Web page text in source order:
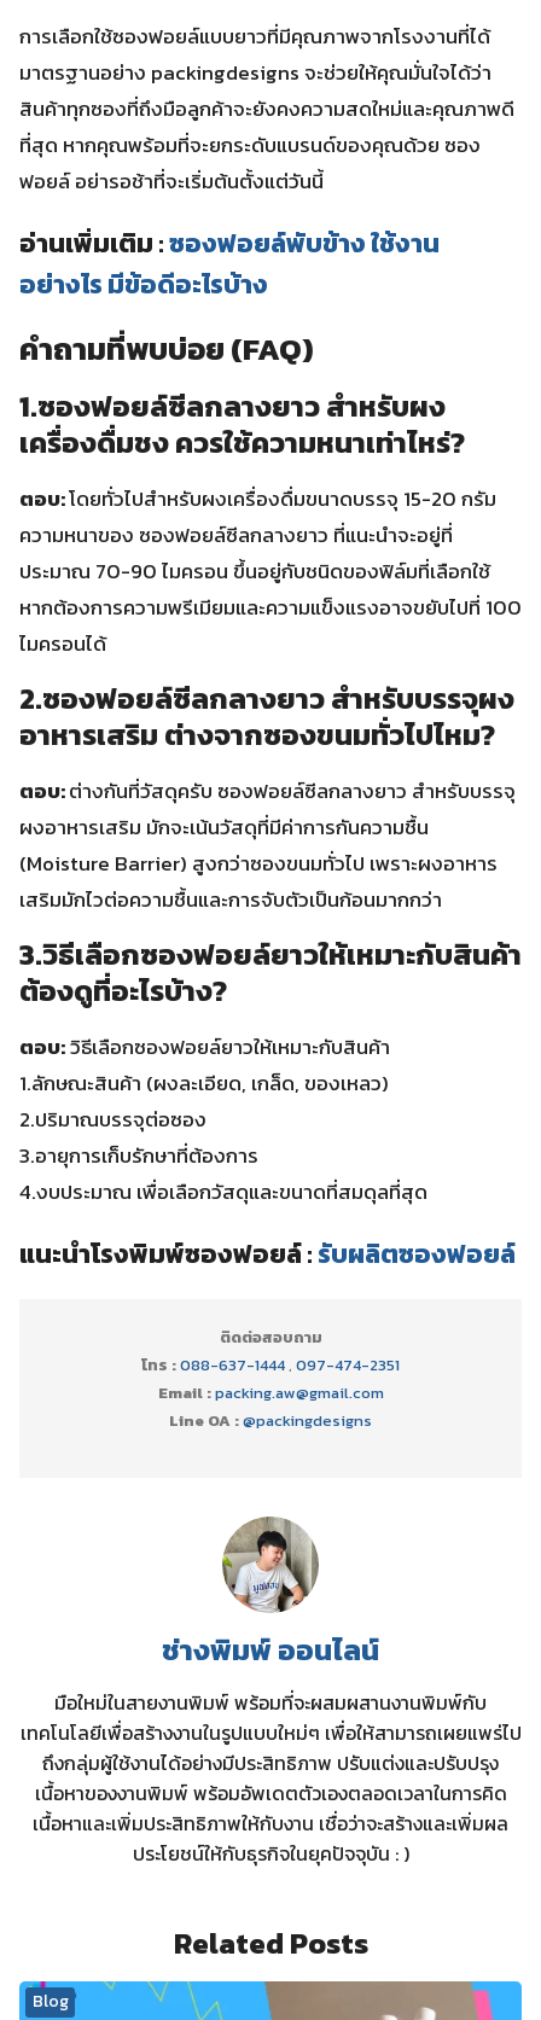
การเลือกใช้ซองฟอยล์แบบยาวที่มีคุณภาพจากโรงงานที่ได้
มาตรฐานอย่าง packingdesigns จะช่วยให้คุณมั่นใจได้ว่า
สินค้าทุกซองที่ถึงมือลูกค้าจะยังคงความสดใหม่และคุณภาพดี
ที่สุด หากคุณพร้อมที่จะยกระดับแบรนด์ของคุณด้วย ซอง
ฟอยล์ อย่ารอช้าที่จะเริ่มต้นตั้งแต่วันนี้
อ่านเพิ่มเติม :ซองฟอยล์พับข้าง ใช้งาน
อย่างไร มีข้อดีอะไรบ้าง
คำถามที่พบบ่อย (FAQ)
1.ซองฟอยล์ซีลกลางยาว สำหรับผง
เครื่องดื่มชง ควรใช้ความหนาเท่าไหร่?
ตอบ:โดยทั่วไปสำหรับผงเครื่องดื่มขนาดบรรจุ 15-20 กรัม
ความหนาของ ซองฟอยล์ซีลกลางยาว ที่แนะนำจะอยู่ที่
ประมาณ 70-90 ไมครอน ขึ้นอยู่กับชนิดของฟิล์มที่เลือกใช้
หากต้องการความพรีเมียมและความแข็งแรงอาจขยับไปที่ 100
ไมครอนได้
2.ซองฟอยล์ซีลกลางยาว สำหรับบรรจุผง
อาหารเสริม ต่างจากซองขนมทั่วไปไหม?
ตอบ:ต่างกันที่วัสดุครับ ซองฟอยล์ซีลกลางยาว สำหรับบรรจุ
ผงอาหารเสริม มักจะเน้นวัสดุที่มีค่าการกันความชื้น
(Moisture Barrier) สูงกว่าซองขนมทั่วไป เพราะผงอาหาร
เสริมมักไวต่อความชื้นและการจับตัวเป็นก้อนมากกว่า
3.วิธีเลือกซองฟอยล์ยาวให้เหมาะกับสินค้า
ต้องดูที่อะไรบ้าง?
ตอบ:วิธีเลือกซองฟอยล์ยาวให้เหมาะกับสินค้า
1.ลักษณะสินค้า (ผงละเอียด, เกล็ด, ของเหลว)
2.ปริมาณบรรจุต่อซอง
3.อายุการเก็บรักษาที่ต้องการ
4.งบประมาณ เพื่อเลือกวัสดุและขนาดที่สมดุลที่สุด
แนะนำโรงพิมพ์ซองฟอยล์ :รับผลิตซองฟอยล์
ติดต่อสอบถาม
โทร :088-637-1444, 097-474-2351
Email :packing.aw@gmail.com
Line OA :@packingdesigns
ช่างพิมพ์ ออนไลน์
มือใหม่ในสายงานพิมพ์ พร้อมที่จะผสมผสานงานพิมพ์กับ
เทคโนโลยีเพื่อสร้างงานในรูปแบบใหม่ๆ เพื่อให้สามารถเผยแพร่ไป
ถึงกลุ่มผู้ใช้งานได้อย่างมีประสิทธิภาพ ปรับแต่งและปรับปรุง
เนื้อหาของงานพิมพ์ พร้อมอัพเดตตัวเองตลอดเวลาในการคิด
เนื้อหาและเพิ่มประสิทธิภาพให้กับงาน เชื่อว่าจะสร้างและเพิ่มผล
ประโยชน์ให้กับธุรกิจในยุคปัจจุบัน : )
Related Posts
Blog